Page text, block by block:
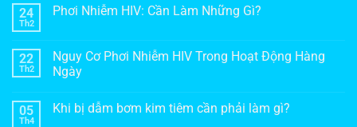
24
Th2
Phơi Nhiễm HIV: Cần Làm Những Gì?
22
Th2
Nguy Cơ Phơi Nhiễm HIV Trong Hoạt Động Hàng
Ngày
05
Th4
Khi bị dẫm bơm kim tiêm cần phải làm gì?